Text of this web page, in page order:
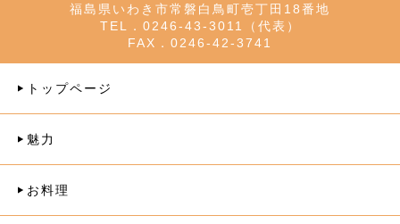
福島県いわき市常磐白鳥町壱丁田18番地
TEL．0246-43-3011（代表）
FAX．0246-42-3741
トップページ
魅力
お料理